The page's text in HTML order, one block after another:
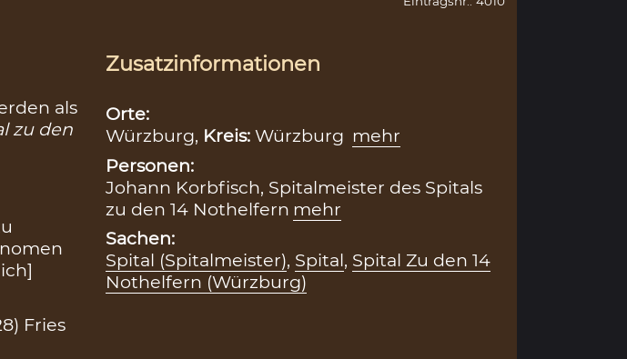
als
zu den
Fries
Zusatzinformationen
Orte:
Würzburg, Kreis: Würzburg mehr
Personen:
Johann Korbfisch, Spitalmeister des Spitals
zu den 14 Nothelfern mehr
Sachen:
Spital (Spitalmeister), Spital, Spital Zu den 14
Nothelfern (Würzburg)